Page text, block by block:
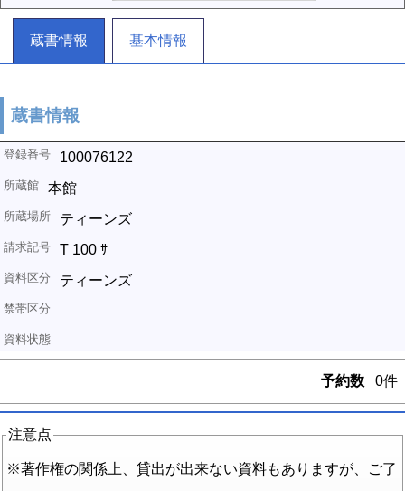
蔵書情報 基本情報
蔵書情報
100076122
本館
ティーンズ
T 100 ｻ
ティーンズ
予約数 0件
注意点
※著作権の関係上、貸出が出来ない資料もありますが、ご了